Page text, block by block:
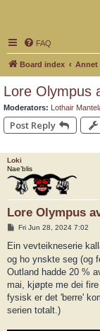
FAQ
Board index Annet
Lore Olympus
Moderators: Lothair
Post Reply
Loki
Nae’blis
Lore Olympus
P
s
Fri Jun 28, 2024 7:02
Ein vevteikneserie
og ho ynskte seg (og
Outland hadde 20 %
mai, kjøpte me dei
fysisk er det 'berre'
serien totalt.)